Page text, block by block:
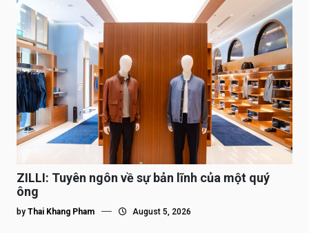
ZILLI: Tuyên ngôn về sự bản lĩnh của một quý
ông
by Thai Khang Pham August 5, 2026